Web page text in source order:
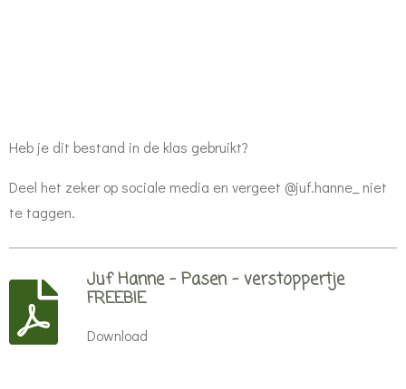
Heb je dit bestand in de klas gebruikt?
Deel het zeker op sociale media en vergeet @juf.hanne_ niet
te taggen.
Juf Hanne - Pasen - verstoppertje
FREEBIE
Download